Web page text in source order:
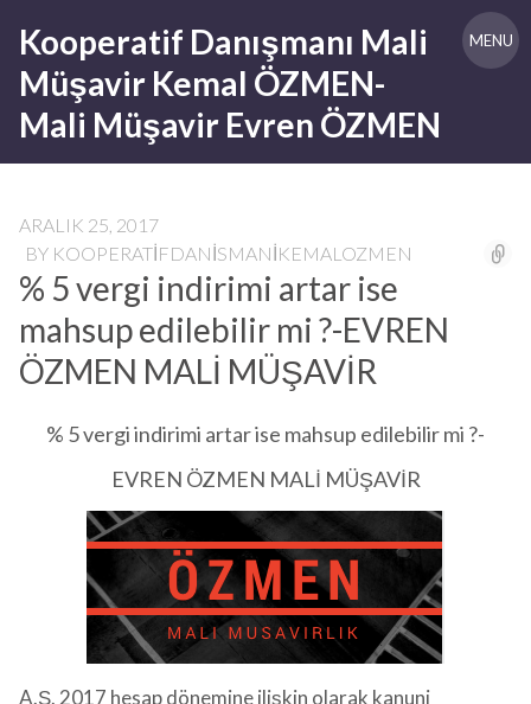
content
Kooperatif Danışmanı Mali
Müşavir Kemal ÖZMEN-
Mali Müşavir Evren ÖZMEN
MENU
ARALIK 25, 2017
BY KOOPERATIFDANISMANIKEMALOZMEN
% 5 vergi indirimi artar ise
mahsup edilebilir mi ?-EVREN
ÖZMEN MALİ MÜŞAVİR
% 5 vergi indirimi artar ise mahsup edilebilir mi ?-
EVREN ÖZMEN MALİ MÜŞAVİR
A.Ş. 2017 hesap dönemine ilişkin olarak kanuni